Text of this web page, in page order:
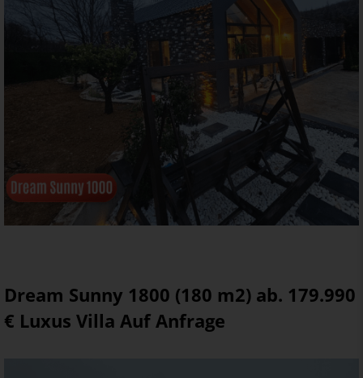
Dream Sunny 1800 (180 m2) ab. 179.990
€ Luxus Villa Auf Anfrage